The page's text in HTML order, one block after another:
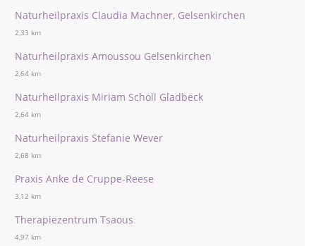
Naturheilpraxis Claudia Machner, Gelsenkirchen
2,33 km
Naturheilpraxis Amoussou Gelsenkirchen
2,64 km
Naturheilpraxis Miriam Scholl Gladbeck
2,64 km
Naturheilpraxis Stefanie Wever
2,68 km
Praxis Anke de Cruppe-Reese
3,12 km
Therapiezentrum Tsaous
4,97 km